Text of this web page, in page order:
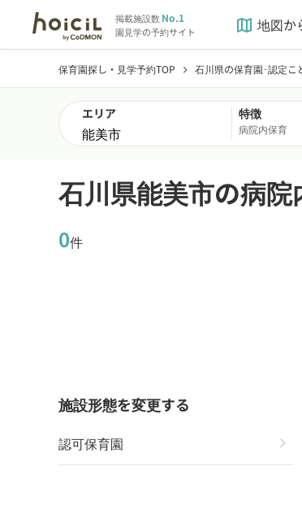
掲載施設数No.1
園見学の予約サイト map 地図か
保育園探し・見学予約TOP chevron_right 石川県の保育園･認定こ
エリア 特徴
病院内保育
石川県能美市の病
0件
施設形態を変更する
認可保育園 chevron_right